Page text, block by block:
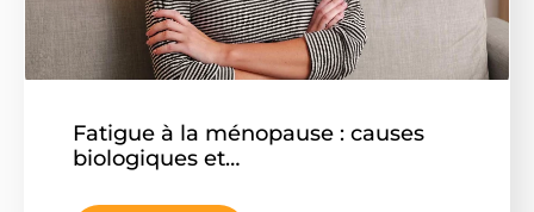
Fatigue à la ménopause : causes
biologiques et…